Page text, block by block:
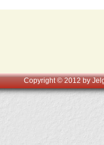
Copyright © 2012 by